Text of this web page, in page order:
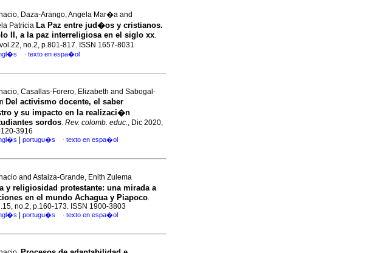
Daza-Arango, Angela Mar�a and
Patricia La Paz entre jud�os y cristianos.
II, a la paz interreligiosa en el siglo xx.
no.2, p.801-817. ISSN 1657-8031
· texto en espa�ol
Casallas-Forero, Elizabeth and Sabogal-
Del activismo docente, el saber
y su impacto en la realizaci�n
sordos. Rev. colomb. educ., Dic 2020,
3916
portugu�s · texto en espa�ol
and Astaiza-Grande, Enith Zulema
religiosidad protestante: una mirada a
en el mundo Achagua y Piapoco.
no.2, p.160-173. ISSN 1900-3803
portugu�s · texto en espa�ol